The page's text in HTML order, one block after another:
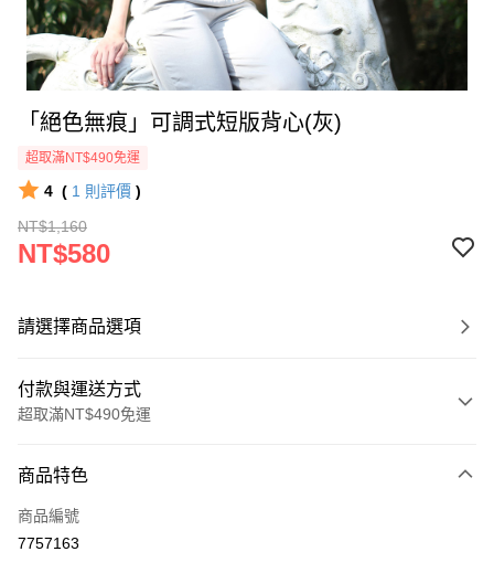
「絕色無痕」可調式短版背心(灰)
超取滿NT$490免運
4 ( 1 則評價 )
NT$1,160
NT$580
請選擇商品選項
付款與運送方式
超取滿NT$490免運
信用卡一次付款
超商取貨付款
商品特色
商品編號
7757163